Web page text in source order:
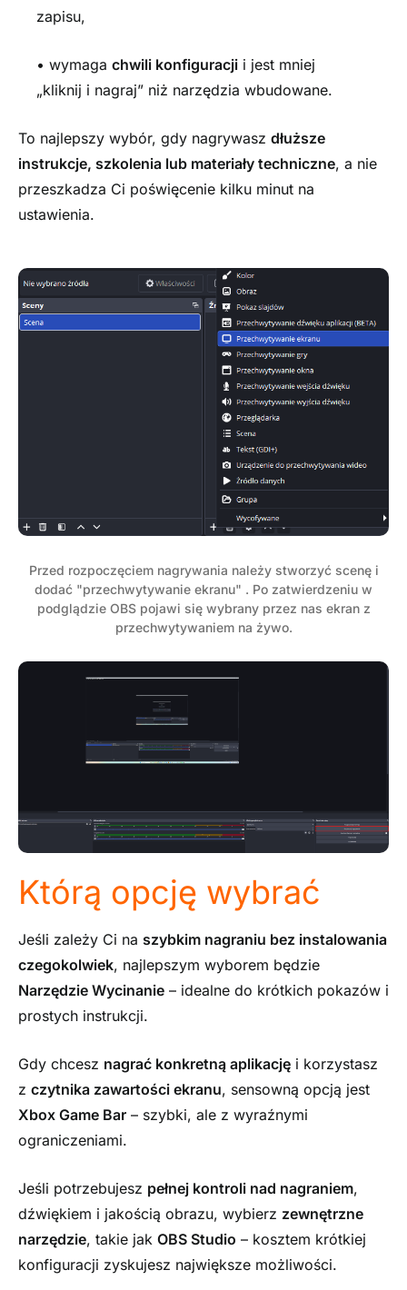
zapisu,
• wymaga chwili konfiguracji i jest mniej
„kliknij i nagraj” niż narzędzia wbudowane.
To najlepszy wybór, gdy nagrywasz dłuższe
instrukcje, szkolenia lub materiały techniczne, a nie
przeszkadza Ci poświęcenie kilku minut na
ustawienia.
Przed rozpoczęciem nagrywania należy stworzyć scenę i
dodać "przechwytywanie ekranu" . Po zatwierdzeniu w
podglądzie OBS pojawi się wybrany przez nas ekran z
przechwytywaniem na żywo.
Którą opcję wybrać
Jeśli zależy Ci na szybkim nagraniu bez instalowania
czegokolwiek, najlepszym wyborem będzie
Narzędzie Wycinanie – idealne do krótkich pokazów i
prostych instrukcji.
Gdy chcesz nagrać konkretną aplikację i korzystasz
z czytnika zawartości ekranu, sensowną opcją jest
Xbox Game Bar – szybki, ale z wyraźnymi
ograniczeniami.
Jeśli potrzebujesz pełnej kontroli nad nagraniem,
dźwiękiem i jakością obrazu, wybierz zewnętrzne
narzędzie, takie jak OBS Studio – kosztem krótkiej
konfiguracji zyskujesz największe możliwości.